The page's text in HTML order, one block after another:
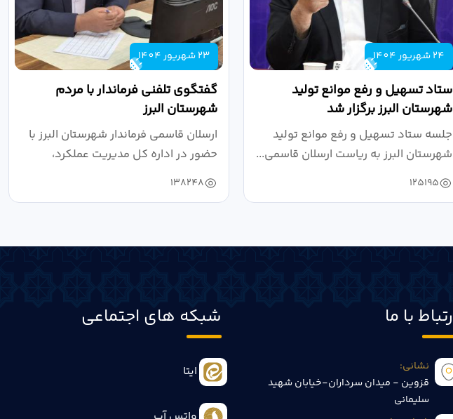
24 شهریور 1404
ستاد تسهیل و رفع موانع تولید
شهرستان البرز برگزار شد
جلسه ستاد تسهیل و رفع موانع تولید
شهرستان البرز به ریاست ارسلان قاسمی...
125195
23 شهریور 1404
گفتگوی تلفنی فرماندار با مردم
شهرستان البرز
ارسلان قاسمی فرماندار شهرستان البرز با
حضور در اداره کل مدیریت عملکرد،
بازرسی...
138248
با ما
نشانی:
قزوین - میدان سرداران-خیابان شهید
سلیمانی
شبکه های اجتماعی
ایتا